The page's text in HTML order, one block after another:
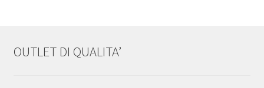
OUTLET DI QUALITA’